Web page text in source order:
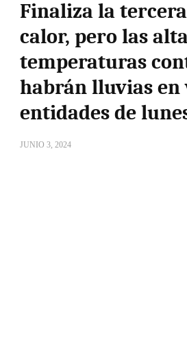
Finaliza la
calor, pero las
temperaturas
habrán lluvias en
entidades de
JUNIO 3, 2024